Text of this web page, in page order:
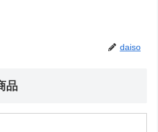
daiso
品